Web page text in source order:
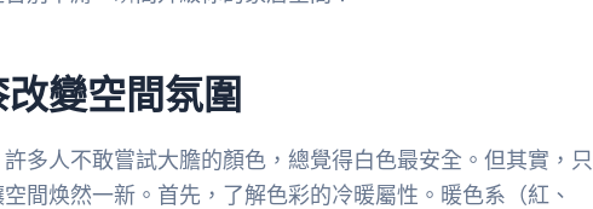
變空間氛圍
多人不敢嘗試大膽的顏色，總覺得白色最安全。但其實，只
間焕然一新。首先，了解色彩的冷暖屬性。暖色系（紅、